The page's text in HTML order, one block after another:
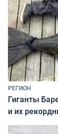
РЕГИОН
Гиганты
и их